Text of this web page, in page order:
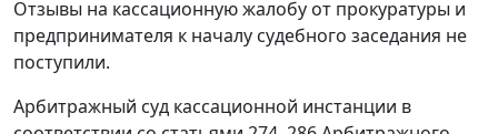
Отзывы на кассационную жалобу от прокуратуры и
предпринимателя к началу судебного заседания не
поступили.
Арбитражный суд кассационной инстанции в